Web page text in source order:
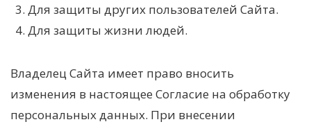
Для защиты других пользователей Сайта.
Для защиты жизни людей.
Владелец Сайта имеет право вносить
изменения в настоящее Согласие на обработку
персональных данных. При внесении